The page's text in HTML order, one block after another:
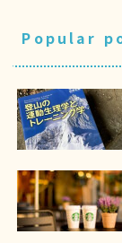
Popular